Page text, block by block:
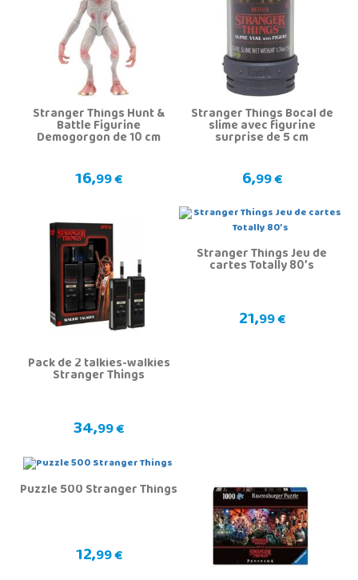
Stranger Things Hunt &
Battle Figurine
Demogorgon de 10 cm
16,99 €
Stranger Things Bocal de
slime avec figurine
surprise de 5 cm
6,99 €
Pack de 2 talkies-walkies
Stranger Things
34,99 €
Stranger Things Jeu de
cartes Totally 80’s
21,99 €
Puzzle 500 Stranger Things
12,99 €